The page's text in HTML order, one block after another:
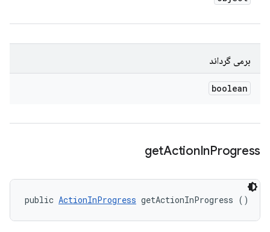
برمی گرداند
boolean
getActionInProgress
public ActionInProgress getActionInProgress ()